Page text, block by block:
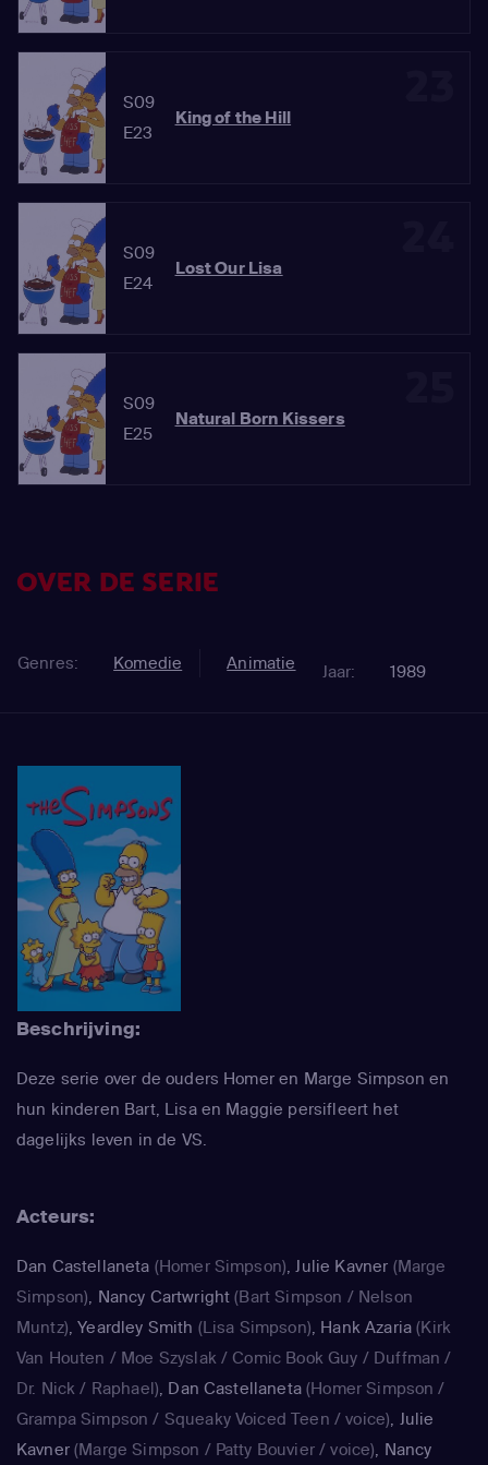
S09
E23
King of the Hill
S09
E24
Lost Our Lisa
S09
E25
Natural Born Kissers
OVER DE SERIE
Genres: Komedie Animatie Jaar: 1989
Beschrijving:
Deze serie over de ouders Homer en Marge Simpson en
hun kinderen Bart, Lisa en Maggie persifleert het
dagelijks leven in de VS.
Acteurs:
Dan Castellaneta (Homer Simpson) Julie Kavner (Marge
Simpson) Nancy Cartwright (Bart Simpson / Nelson
Muntz) ,Yeardley Smith (Lisa Simpson) Hank Azaria (Kirk
Van Houten / Moe Szyslak / Comic Book Guy / Duffman /
Dr. Nick / Raphael) Dan Castellaneta(Homer Simpson /
Grampa Simpson / Squeaky Voiced Teen / voice)
Julie
Kavner(Marge Simpson / Patty Bouvier / voice) Nancy